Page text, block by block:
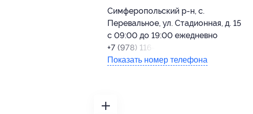
Симферопольский р-н, с.
Перевальное, ул. Стадионная, д. 15
с 09:00 до 19:00 ежедневно
+7 (978) 116-07-00
Показать номер телефона